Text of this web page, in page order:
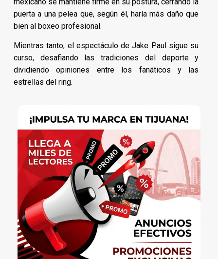
puerta a una pelea que, según él, haría más daño que
bien al boxeo profesional.
Mientras tanto, el espectáculo de Jake Paul sigue su
curso, desafiando las tradiciones del deporte y
dividiendo opiniones entre los fanáticos y las
estrellas del ring.